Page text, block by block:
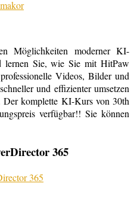
Möglichkeiten moderner KI-
lernen Sie, wie Sie mit HitPaw
Videos, Bilder und
und effizienter umsetzen
Der komplette KI-Kurs von 30th
verfügbar!! Sie können
365